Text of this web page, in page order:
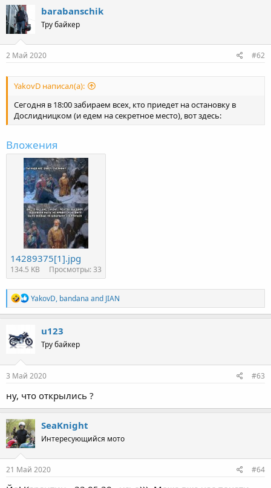
barabanschik
Тру байкер
2 Май 2020 #62
YakovD написал(а):
Сегодня в 18:00 забираем всех, кто приедет на остановку в
Дослидницком (и едем на секретное место), вот здесь:
Вложения
14289375[1].jpg
134.5 KB Просмотры: 33
R
e
a
t
i
n
s
YakovD, bandana and JIAN
u123
Тру байкер
3 Май 2020 #63
ну, что открылись ?
SeaKnight
Интересующийся мото
21 Май 2020 #64